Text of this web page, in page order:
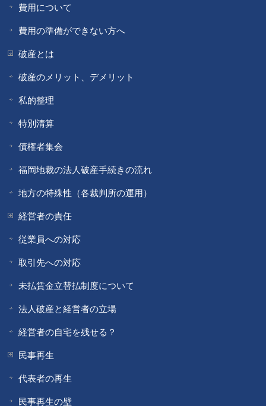
費用について
費用の準備ができない方へ
破産とは
破産のメリット、デメリット
私的整理
特別清算
債権者集会
福岡地裁の法人破産手続きの流れ
地方の特殊性（各裁判所の運用）
経営者の責任
従業員への対応
取引先への対応
未払賃金立替払制度について
法人破産と経営者の立場
経営者の自宅を残せる？
民事再生
代表者の再生
民事再生の壁